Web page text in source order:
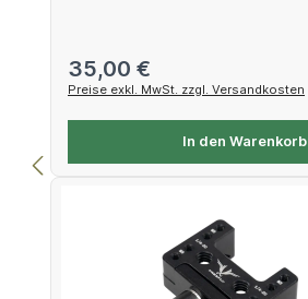
Regulärer Preis:
35,00 €
Preise exkl. MwSt. zzgl. Versandkosten
In den Warenkorb